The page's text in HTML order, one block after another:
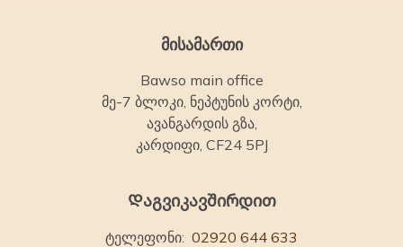
მისამართი
Bawso main office
მე-7 ბლოკი, ნეპტუნის კორტი,
ავანგარდის გზა,
კარდიფი, CF24 5PJ
Დაგვიკავშირდით
ტელეფონი: 02920 644 633